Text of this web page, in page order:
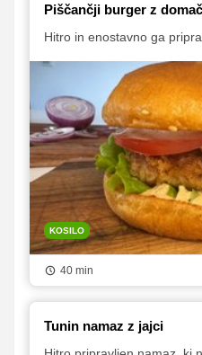
Piščančji burger z
Hitro in enostavno ga
KOSILO
40 min
Tunin namaz z jajci